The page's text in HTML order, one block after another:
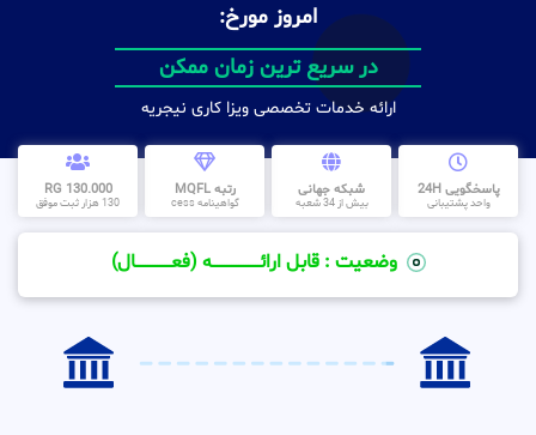
امروز مورخ:
در سریع ترین زمان ممکن
ارائه خدمات تخصصی ویزا کاری نیجریه
پاسخگویی 24H
واحد پشتیبانی
شبکه جهانی
بیش از 34 شعبه
رتبه MQFL
گواهینامه cess
130.000 RG
130 هزار ثبت موفق
وضعیت : قابل ارائــــــــــــــــــــه (فعـــــــــــــــال)